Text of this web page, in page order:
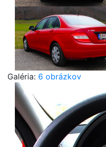
Galéria: 6 obrázkov